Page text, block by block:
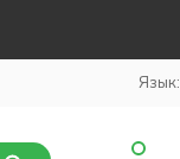
Язык: